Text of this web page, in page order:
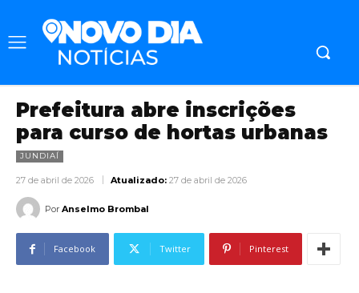
Prefeitura abre inscrições
para curso de hortas urbanas
JUNDIAÍ
27 de abril de 2026 Atualizado: 27 de abril de 2026
Por Anselmo Brombal
Facebook Twitter Pinterest